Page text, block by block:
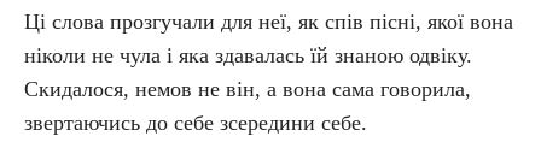
Ці слова прозгучали для неї, як спів пісні, якої вона
ніколи не чула і яка здавалась їй знаною одвіку.
Скидалося, немов не він, а вона сама говорила,
звертаючись до себе зсередини себе.